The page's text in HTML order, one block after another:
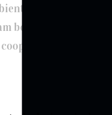
e a geração de
boa parte da
ganha